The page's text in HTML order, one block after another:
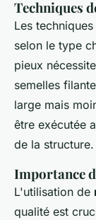
Techniques
Les
selon le type
pieux
semelles
large mais
être exécutée
de la structure.
Importance
L'utilisation de
qualité est